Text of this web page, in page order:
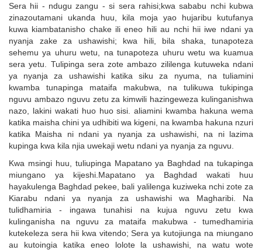
Sera hii - ndugu zangu - si sera rahisi;kwa sababu nchi kubwa
zinazoutamani ukanda huu, kila moja yao hujaribu kutufanya
kuwa kiambatanisho chake ili eneo hili au nchi hii iwe ndani ya
nyanja zake za ushawishi; kwa hili, bila shaka, tunapoteza
sehemu ya uhuru wetu, na tunapoteza uhuru wetu wa kuamua
sera yetu. Tulipinga sera zote ambazo zililenga kutuweka ndani
ya nyanja za ushawishi katika siku za nyuma, na tuliamini
kwamba tunapinga mataifa makubwa, na tulikuwa tukipinga
nguvu ambazo nguvu zetu za kimwili hazingeweza kulinganishwa
nazo, lakini wakati huo huo sisi. aliamini kwamba hakuna wema
katika maisha chini ya udhibiti wa kigeni, na kwamba hakuna nzuri
katika Maisha ni ndani ya nyanja za ushawishi, na ni lazima
kupinga kwa kila njia uwekaji wetu ndani ya nyanja za nguvu.
Kwa msingi huu, tuliupinga Mapatano ya Baghdad na tukapinga
miungano ya kijeshi.Mapatano ya Baghdad wakati huu
hayakulenga Baghdad pekee, bali yalilenga kuziweka nchi zote za
Kiarabu ndani ya nyanja za ushawishi wa Magharibi. Na
tulidhamiria - ingawa tunahisi na kujua nguvu zetu kwa
kulinganisha na nguvu za mataifa makubwa - tumedhamiria
kutekeleza sera hii kwa vitendo; Sera ya kutojiunga na miungano
au kutoingia katika eneo lolote la ushawishi, na watu wote